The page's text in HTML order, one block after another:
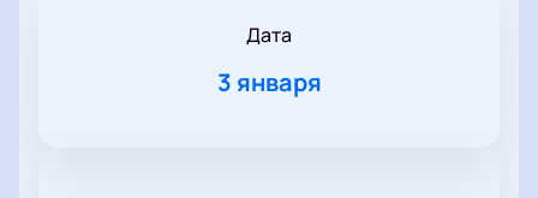
Дата
3 января